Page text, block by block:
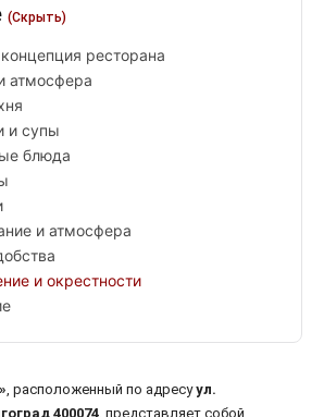
(Скрыть)
ресторана
атмосфера
и супы
блюда
и атмосфера
и окрестности
, расположенный по адресуул.
400074, представляет собой